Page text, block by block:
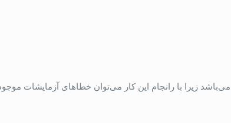
زیرا با رانجام این کار می‌توان خطاهای آزمایشات